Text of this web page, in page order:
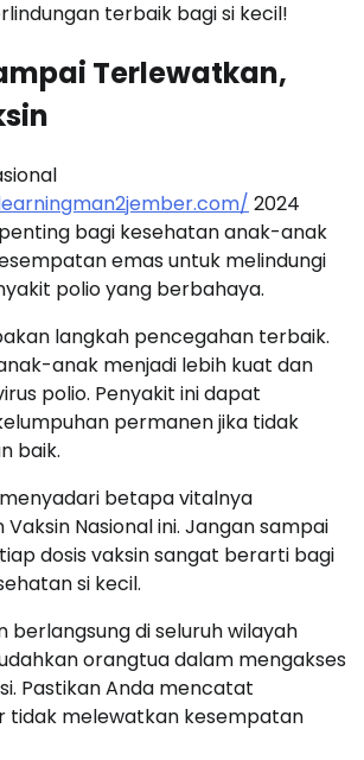
terbaik bagi si kecil!
Terlewatkan,
2024
bagi kesehatan anak-anak
emas untuk melindungi
polio yang berbahaya.
langkah pencegahan terbaik.
anak menjadi lebih kuat dan
polio. Penyakit ini dapat
permanen jika tidak
baik.
betapa vitalnya
Nasional ini. Jangan sampai
dosis vaksin sangat berarti bagi
si kecil.
berlangsung di seluruh wilayah
orangtua dalam mengakses
Pastikan Anda mencatat
tidak melewatkan kesempatan